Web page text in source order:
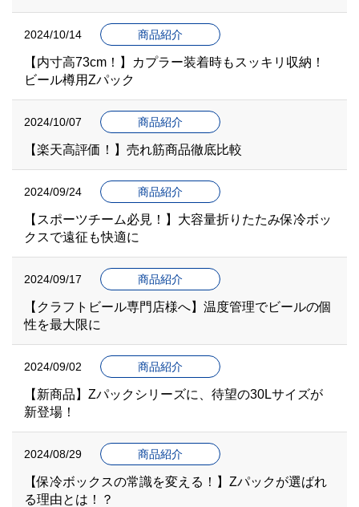
2024/10/14 商品紹介
【内寸高73cm！】カプラー装着時もスッキリ収納！
ビール樽用Zパック
2024/10/07 商品紹介
【楽天高評価！】売れ筋商品徹底比較
2024/09/24 商品紹介
【スポーツチーム必見！】大容量折りたたみ保冷ボッ
クスで遠征も快適に
2024/09/17 商品紹介
【クラフトビール専門店様へ】温度管理でビールの個
性を最大限に
2024/09/02 商品紹介
【新商品】Zパックシリーズに、待望の30Lサイズが
新登場！
2024/08/29 商品紹介
【保冷ボックスの常識を変える！】Zパックが選ばれ
る理由とは！？